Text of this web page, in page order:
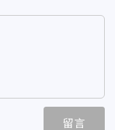
留言